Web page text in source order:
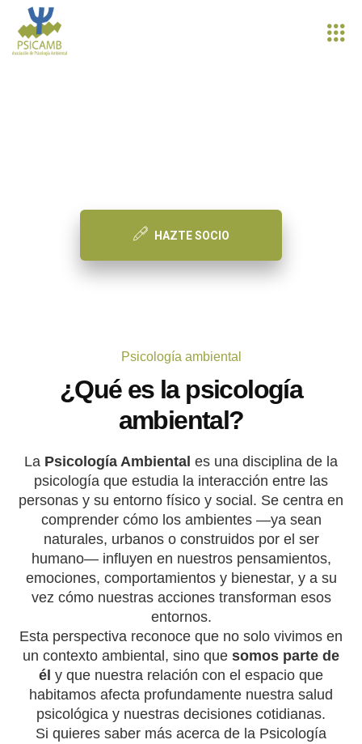
HAZTE SOCIO
Psicología ambiental
¿Qué es la psicología
ambiental?
La Psicología Ambiental es una disciplina de la
psicología que estudia la interacción entre las
personas y su entorno físico y social. Se centra en
comprender cómo los ambientes —ya sean
naturales, urbanos o construidos por el ser
humano— influyen en nuestros pensamientos,
emociones, comportamientos y bienestar, y a su
vez cómo nuestras acciones transforman esos
entornos.
Esta perspectiva reconoce que no solo vivimos en
un contexto ambiental, sino que somos parte de
él y que nuestra relación con el espacio que
habitamos afecta profundamente nuestra salud
psicológica y nuestras decisiones cotidianas.
Si quieres saber más acerca de la Psicología